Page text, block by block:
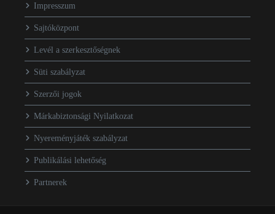
Impresszum
Sajtóközpont
Levél a szerkesztőségnek
Süti szabályzat
Szerzői jogok
Márkabiztonsági Nyilatkozat
Nyereményjáték szabályzat
Publikálási lehetőség
Partnerek